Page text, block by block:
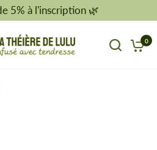
5% à l'inscription 🌿
0